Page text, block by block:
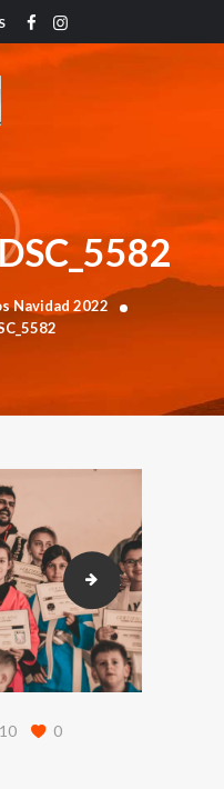
Navidad 2022
DSC_5589
0